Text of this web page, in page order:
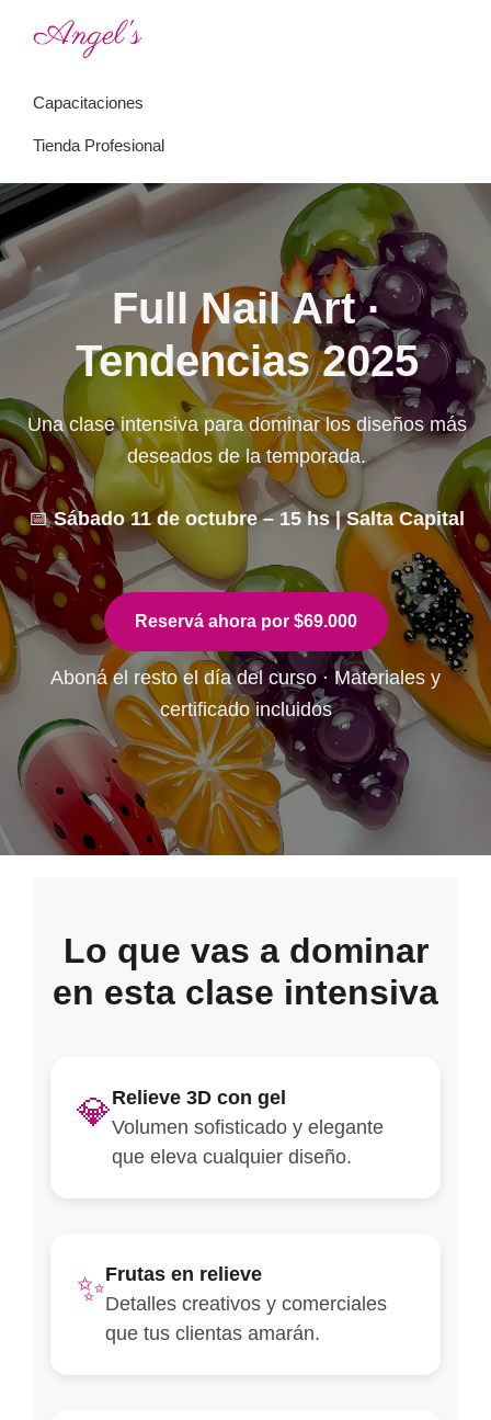
navegación
principal
principal
Perfect
Nails
de
uñas
Capacitaciones
Tienda Profesional
Full Nail Art ·
Tendencias 2025
Una clase intensiva para dominar los diseños más
deseados de la temporada.
📅Sábado 11 de octubre – 15 hs | Salta Capital
Reservá ahora por $69.000
Aboná el resto el día del curso · Materiales y
certificado incluidos
Lo que vas a dominar
en esta clase intensiva
💎Relieve 3D con gel
Volumen sofisticado y elegante
que eleva cualquier diseño.
✨Frutas en relieve
Detalles creativos y comerciales
que tus clientas amarán.